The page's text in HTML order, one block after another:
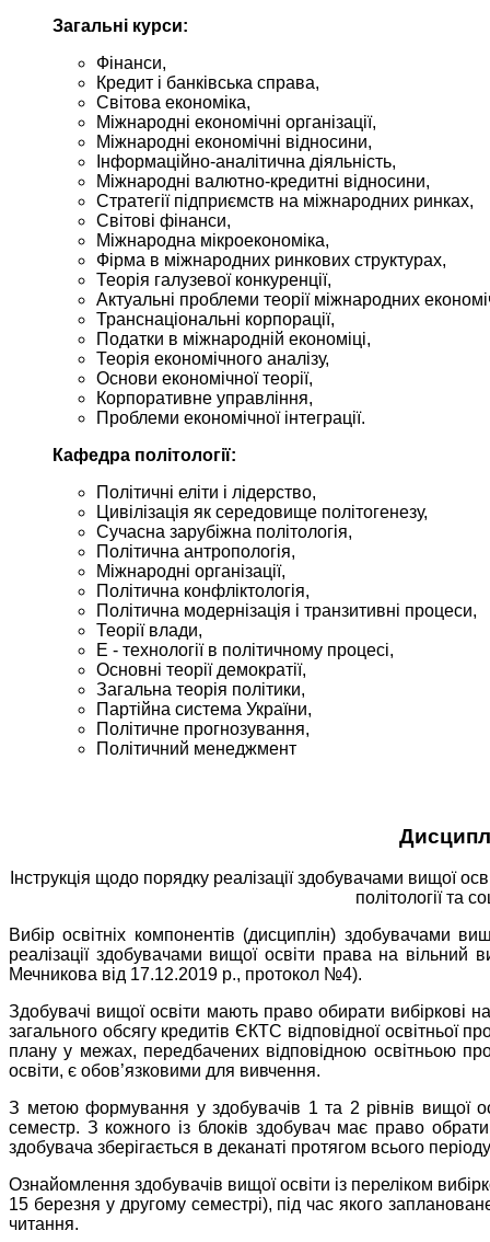
Загальні курси:
Фінанси,
Кредит і банківська справа,
Світова економіка,
Міжнародні економічні організації,
Міжнародні економічні відносини,
Інформаційно-аналітична діяльність,
Міжнародні валютно-кредитні відносини,
Стратегії підприємств на міжнародних ринках,
Світові фінанси,
Міжнародна мікроекономіка,
Фірма в міжнародних ринкових структурах,
Теорія галузевої конкуренції,
Актуальні проблеми теорії міжнародних
Транснаціональні корпорації,
Податки в міжнародній економіці,
Теорія економічного аналізу,
Основи економічної теорії,
Корпоративне управління,
Проблеми економічної інтеграції.
Кафедра політології:
Політичні еліти і лідерство,
Цивілізація як середовище політогенезу,
Сучасна зарубіжна політологія,
Політична антропологія,
Міжнародні організації,
Політична конфліктологія,
Політична модернізація і транзитивні процеси,
Теорії влади,
Е - технології в політичному процесі,
Основні теорії демократії,
Загальна теорія політики,
Партійна система України,
Політичне прогнозування,
Політичний менеджмент
Інструкція щодо порядку реалізації здобувачами вищої
політології та
Вибір освітніх компонентів (дисциплін) здобувачами
реалізації здобувачами вищої освіти права на
Мечникова від 17.12.2019 р., протокол №4).
Здобувачі вищої освіти мають право обирати
загального обсягу кредитів ЄКТС відповідної освітньої
плану у межах, передбачених відповідною освітньою
освіти, є обов’язковими для вивчення.
З метою формування у здобувачів 1 та 2 рівнів вищої
семестр. З кожного із блоків здобувач має право
здобувача зберігається в деканаті протягом всього
Ознайомлення здобувачів вищої освіти із переліком
15 березня у другому семестрі), під час якого
читання.